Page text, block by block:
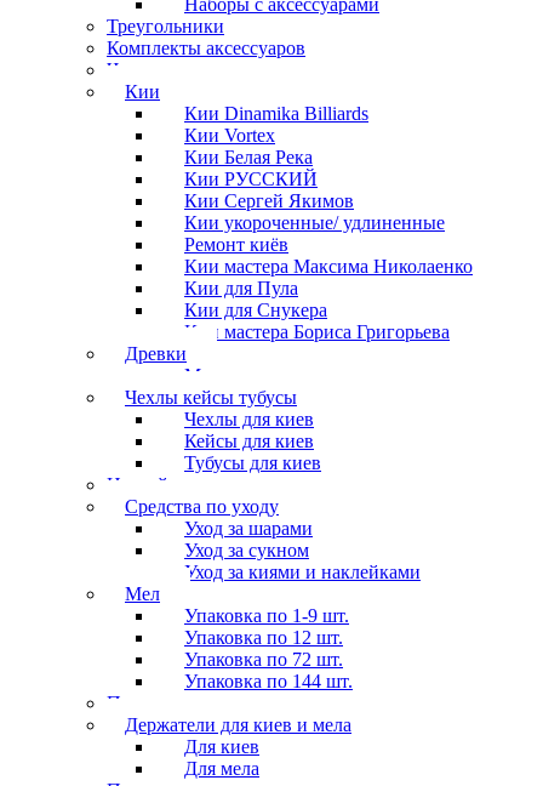
Треугольники
Комплекты аксессуаров
Часы
Кии
Кии Dinamika Billiards
Кии Vortex
Кии Белая Река
Кии РУССКИЙ
Кии Сергей Якимов
Кии укороченные/ удлиненные
Ремонт киёв
Кии мастера Максима Николаенко
Кии для Пула
Кии для Снукера
Кии мастера Бориса Григорьева
Древки
Мосты для киев
Чехлы кейсы тубусы
Чехлы для киев
Кейсы для киев
Тубусы для киев
Наклейки
Средства по уходу
Уход за шарами
Уход за сукном
Уход за киями и наклейками
Мел
Упаковка по 1-9 шт.
Упаковка по 12 шт.
Упаковка по 72 шт.
Упаковка по 144 шт.
Перчатки
Держатели для киев и мела
Для киев
Для мела